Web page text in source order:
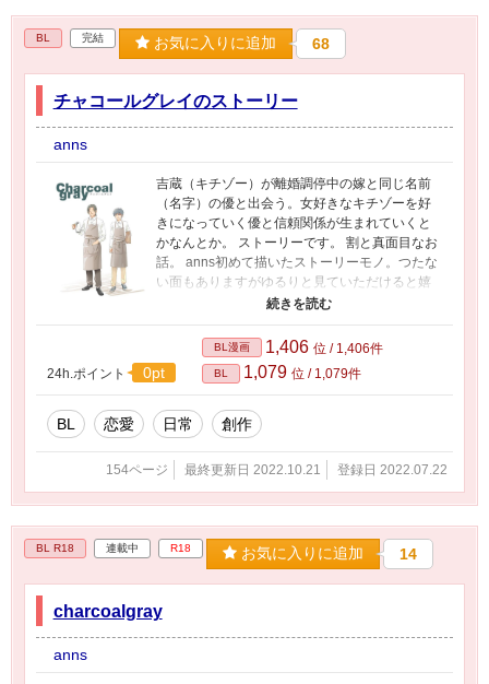
BL 完結 お気に入りに追加 68
チャコールグレイのストーリー
anns
吉蔵（キチゾー）が離婚調停中の嫁と同じ名前
（名字）の優と出会う。女好きなキチゾーを好
きになっていく優と信頼関係が生まれていくと
かなんとか。 ストーリーです。 割と真面目なお
話。 anns初めて描いたストーリーモノ。つたな
い面もありますがゆるりと見ていただけると嬉
しいです。 ギャグとかセクシーは今後R指定の
24h.ポイント 0pt
BL漫画 1,406 位 / 1,406件
BL 1,079 位 / 1,079件
BL 恋愛 日常 創作
154ページ 最終更新日 2022.10.21 登録日 2022.07.22
BL R18 連載中 R18 お気に入りに追加 14
charcoalgray
anns